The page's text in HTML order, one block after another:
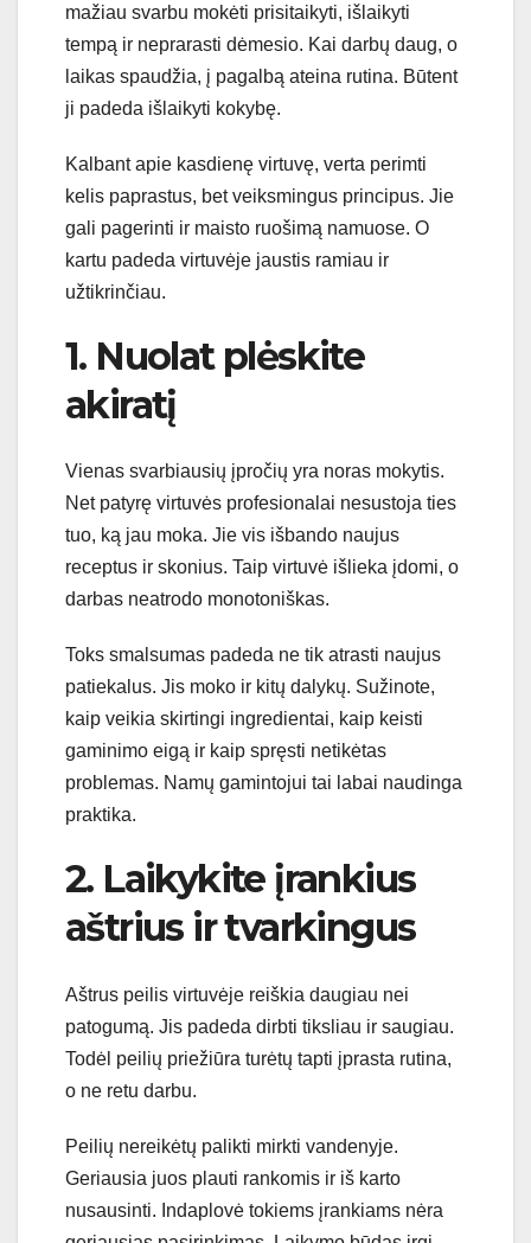
mažiau svarbu mokėti prisitaikyti, išlaikyti
tempą ir neprarasti dėmesio. Kai darbų daug, o
laikas spaudžia, į pagalbą ateina rutina. Būtent
ji padeda išlaikyti kokybę.
Kalbant apie kasdienę virtuvę, verta perimti
kelis paprastus, bet veiksmingus principus. Jie
gali pagerinti ir maisto ruošimą namuose. O
kartu padeda virtuvėje jaustis ramiau ir
užtikrinčiau.
1. Nuolat plėskite
akiratį
Vienas svarbiausių įpročių yra noras mokytis.
Net patyrę virtuvės profesionalai nesustoja ties
tuo, ką jau moka. Jie vis išbando naujus
receptus ir skonius. Taip virtuvė išlieka įdomi, o
darbas neatrodo monotoniškas.
Toks smalsumas padeda ne tik atrasti naujus
patiekalus. Jis moko ir kitų dalykų. Sužinote,
kaip veikia skirtingi ingredientai, kaip keisti
gaminimo eigą ir kaip spręsti netikėtas
problemas. Namų gamintojui tai labai naudinga
praktika.
2. Laikykite įrankius
aštrius ir tvarkingus
Aštrus peilis virtuvėje reiškia daugiau nei
patogumą. Jis padeda dirbti tiksliau ir saugiau.
Todėl peilių priežiūra turėtų tapti įprasta rutina,
o ne retu darbu.
Peilių nereikėtų palikti mirkti vandenyje.
Geriausia juos plauti rankomis ir iš karto
nusausinti. Indaplovė tokiems įrankiams nėra